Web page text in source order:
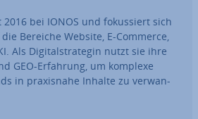
bei IONOS und fo­kus­siert sich
Bereiche Website, E-Commerce,
Als Di­gi­tal­stra­te­gin nutzt sie ihre
GEO-Erfahrung, um komplexe
in pra­xis­na­he Inhalte zu ver­wan­